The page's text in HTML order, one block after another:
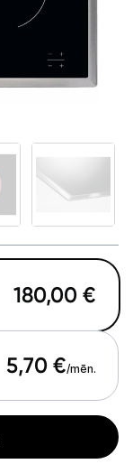
180,00 €
5,70 €/mēn.